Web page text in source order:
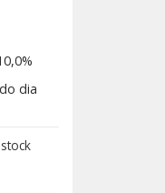
dia